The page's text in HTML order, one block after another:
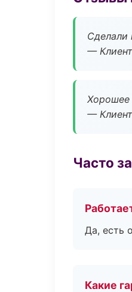
Сделали
—
Хорошее
—
Часто
Да, есть
Какие